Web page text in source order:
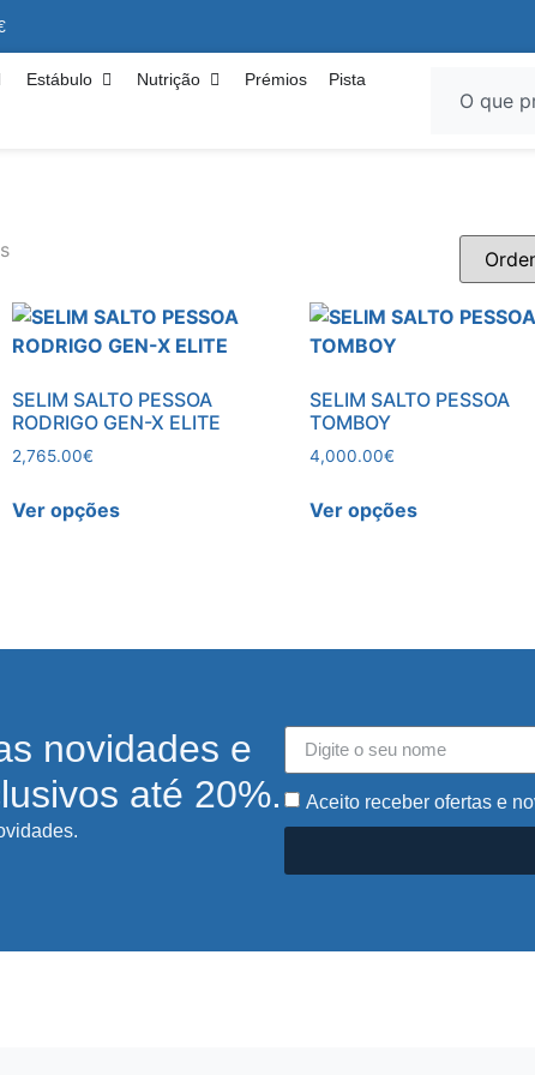
Estábulo Nutrição Prémios Pista
SELIM SALTO PESSOA
RODRIGO GEN-X ELITE
2,765.00€
Ver opções
SELIM SALTO PESSOA
TOMBOY
4,000.00€
Ver opções
novidades e
até 20%.
Aceito receber ofertas e